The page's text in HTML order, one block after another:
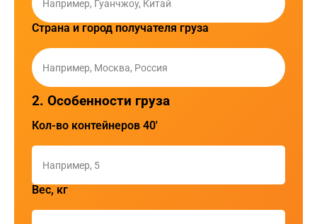
Страна и город получателя груза
2. Особенности груза
Кол-во контейнеров 40'
Вес, кг